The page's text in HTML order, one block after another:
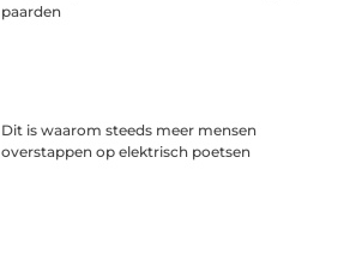
paarden
Dit is waarom steeds meer mensen
overstappen op elektrisch poetsen